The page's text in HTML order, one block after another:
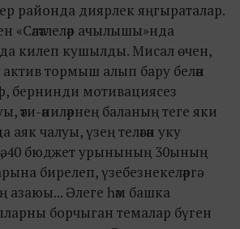
районда диярлек яңгыраталар.
«Сәләтлеләр ачылышы»нда
килеп кушылды. Мисал өчен,
тормыш алып бару белән
бернинди мотивациясез
әти-әниләрнең баланың теге яки
чалуы, үзең теләгән уку
40 бюджет урынының 30ының
бирелеп, үзебезнекеләргә
азаюы... Әлеге һәм башка
борчыган темалар бүген